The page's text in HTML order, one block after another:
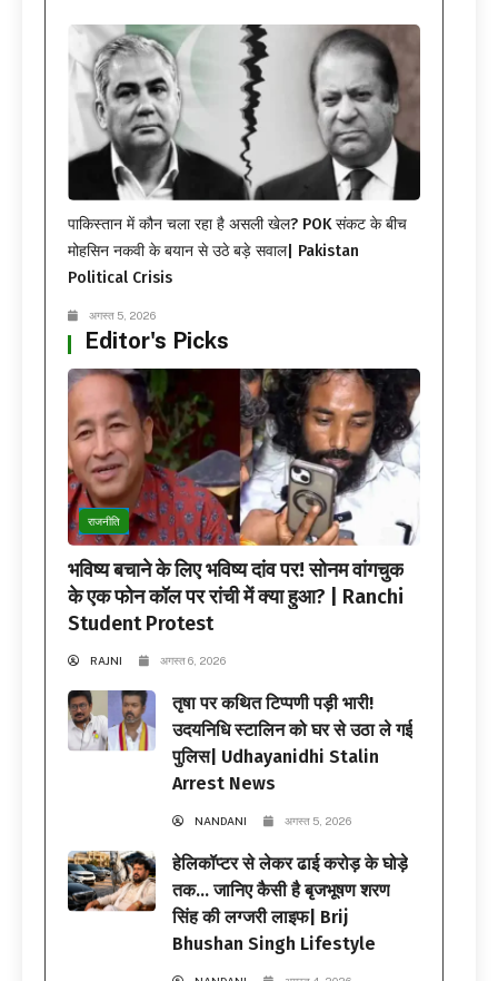
पाकिस्तान में कौन चला रहा है असली खेल? POK संकट के बीच
मोहसिन नकवी के बयान से उठे बड़े सवाल| Pakistan
Political Crisis
अगस्त 5, 2026
Editor's Picks
राजनीति
भविष्य बचाने के लिए भविष्य दांव पर! सोनम वांगचुक
के एक फोन कॉल पर रांची में क्या हुआ? | Ranchi
Student Protest
RAJNI अगस्त 6, 2026
तृषा पर कथित टिप्पणी पड़ी भारी!
उदयनिधि स्टालिन को घर से उठा ले गई
पुलिस| Udhayanidhi Stalin
Arrest News
NANDANI अगस्त 5, 2026
हेलिकॉप्टर से लेकर ढाई करोड़ के घोड़े
तक… जानिए कैसी है बृजभूषण शरण
सिंह की लग्जरी लाइफ| Brij
Bhushan Singh Lifestyle